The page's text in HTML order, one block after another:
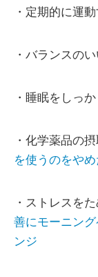
・定期的に運
・バランスの
・睡眠をしっ
・化学薬品の
を使うのをや
・ストレスを
善にモーニン
ンジ